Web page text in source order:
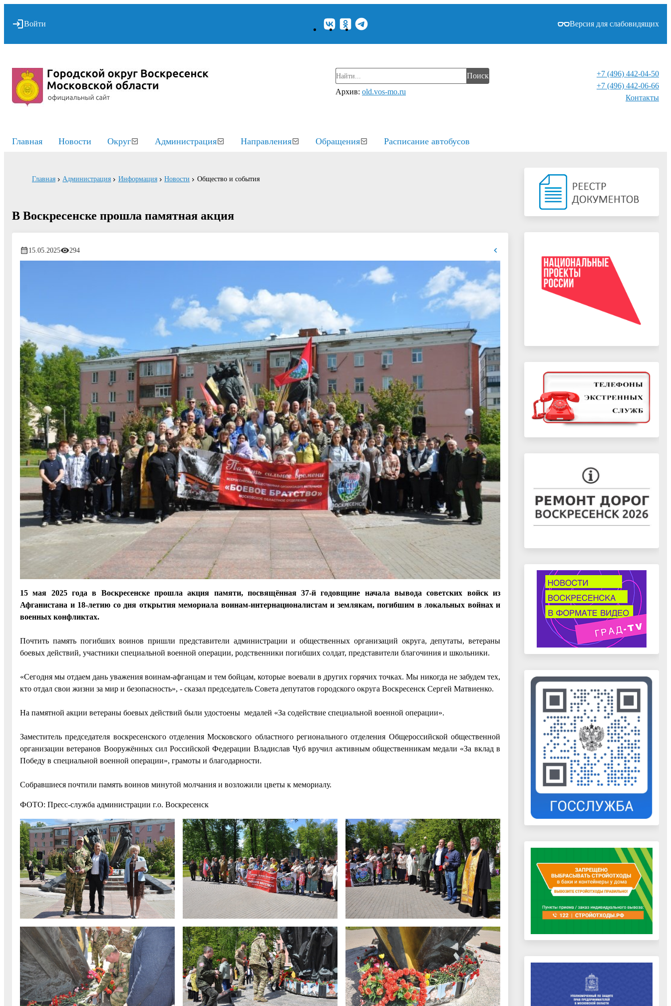
Войти Версия для слабовидящих
Поиск
Архив: old.vos-mo.ru
+7 (496) 442-04-50
+7 (496) 442-06-66
Контакты⁠
Главная Новости Округ Администрация Направления Обращения Расписание автобусов
Главная Администрация Информация Новости Общество и события
В Воскресенске прошла памятная акция
15.05.2025 294
15 мая 2025 года в Воскресенске прошла акция памяти, посвящённая 37-й годовщине начала вывода советских войск из
Афганистана и 18-летию со дня открытия мемориала воинам-интернационалистам и землякам, погибшим в локальных войнах и
военных конфликтах.
Почтить память погибших воинов пришли представители администрации и общественных организаций округа, депутаты, ветераны
боевых действий, участники специальной военной операции, родственники погибших солдат, представители благочиния и школьники.
«Сегодня мы отдаем дань уважения воинам-афганцам и тем бойцам, которые воевали в других горячих точках. Мы никогда не забудем тех,
кто отдал свои жизни за мир и безопасность», - сказал председатель Совета депутатов городского округа Воскресенск Сергей Матвиенко.
На памятной акции ветераны боевых действий были удостоены медалей «За содействие специальной военной операции».
Заместитель председателя воскресенского отделения Московского областного регионального отделения Общероссийской общественной
организации ветеранов Вооружённых сил Российской Федерации Владислав Чуб вручил активным общественникам медали «За вклад в
Победу в специальной военной операции», грамоты и благодарности.
Собравшиеся почтили память воинов минутой молчания и возложили цветы к мемориалу.
ФОТО: Пресс-служба администрации г.о. Воскресенск